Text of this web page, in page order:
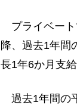
プライベート
降、過去1年間
長1年6か月支給
過去1年間の